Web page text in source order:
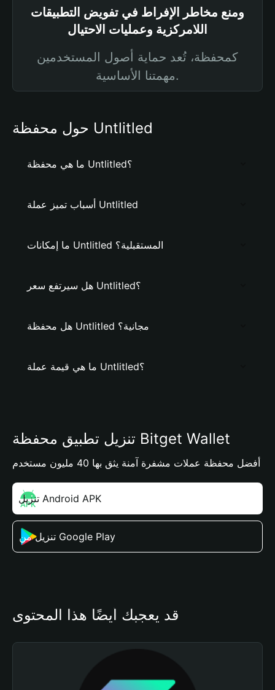
ومنع مخاطر الإفراط في تفويض التطبيقات
اللامركزية وعمليات الاحتيال
كمحفظة، تُعد حماية أصول المستخدمين
مهمتنا الأساسية.
حول محفظة Untlitled
ما هي محفظة Untlitled؟
أسباب تميز عملة Untlitled
ما إمكانات Untlitled المستقبلية؟
هل سيرتفع سعر Untlitled؟
هل محفظة Untlitled مجانية؟
ما هي قيمة عملة Untlitled؟
تنزيل تطبيق محفظة Bitget Wallet
أفضل محفظة عملات مشفرة آمنة يثق بها 40 مليون مستخدم
تنزيل Android APK
تنزيل من Google Play
قد يعجبك أيضًا هذا المحتوى